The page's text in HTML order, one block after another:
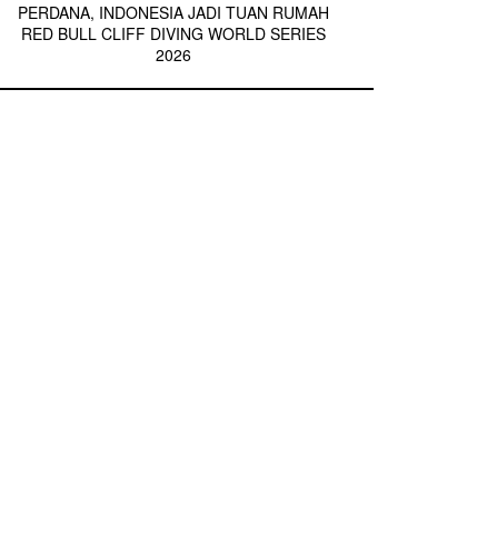
PERDANA, INDONESIA JADI TUAN RUMAH
RED BULL CLIFF DIVING WORLD SERIES
2026